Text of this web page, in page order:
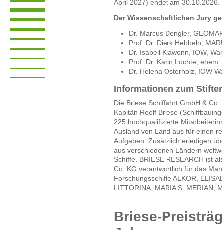
April 2027) endet am 30.10.2026.
Der Wissenschaftlichen Jury
Dr. Marcus Dengler,
Prof. Dr. Dierk Hebbeln,
Dr. Isabell Klawonn, IOW,
Prof. Dr. Karin Lochte,
Dr. Helena Osterholz, IOW
Informationen zum
Die Briese Schiffahrt GmbH &
Kapitän Roelf Briese
225 hochqualifizierte
Ausland von Land aus für einen
Aufgaben. Zusätzlich erledigen
aus verschiedenen Ländern
Schiffe. BRIESE RESEARCH ist
Co. KG verantwortlich für das
Forschungsschiffe ALKOR,
LITTORINA, MARIA S. MERIAN,
Briese-